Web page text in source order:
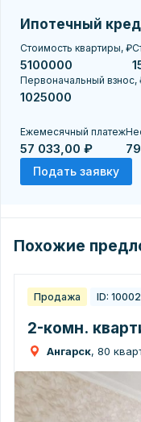
Ипотечный
Стоимость квартиры, ₽
Первоначальный взнос,
Ежемесячный платеж
57 033,00 ₽
Подать заявку
Похожие
Продажа ID:
2-комн.
Ангарск, 80